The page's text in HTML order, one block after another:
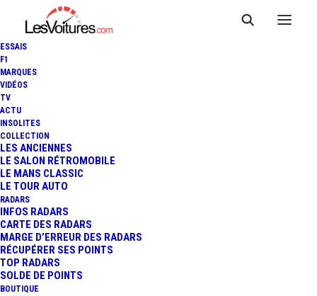
ESSAIS
F1
MARQUES
VIDÉOS
TV
ACTU
INSOLITES
COLLECTION
LES ANCIENNES
LE SALON RÉTROMOBILE
LE MANS CLASSIC
LE TOUR AUTO
RADARS
INFOS RADARS
CARTE DES RADARS
MARGE D’ERREUR DES RADARS
RÉCUPÉRER SES POINTS
TOP RADARS
SOLDE DE POINTS
BOUTIQUE
ITALIE : UNE JEEP WRANGLER
TRÈS SPÉCIALE POUR LA
POLICE DES PLAGES
1 Minutes